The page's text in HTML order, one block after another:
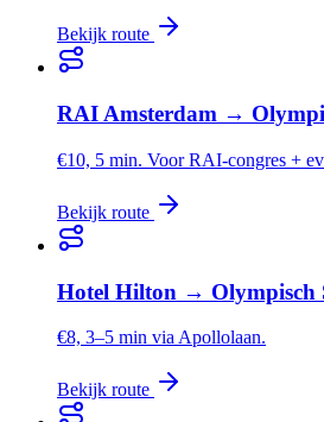
Bekijk route
RAI Amsterdam →
€10, 5 min. Voor RAI-congres +
Bekijk route
Hotel Hilton → Olympisch
€8, 3–5 min via Apollolaan.
Bekijk route